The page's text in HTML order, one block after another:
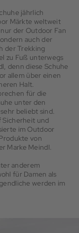
jährlich
Märkte weltweit
der Outdoor Fan
auch der
der Trekking
zu Fuß unterwegs
denn diese Schuhe
allem über einen
Halt.
für die
unter den
beliebt sind.
Sicherheit und
im Outdoor
von
Marke Meindl.
anderem
für Damen als
werden im